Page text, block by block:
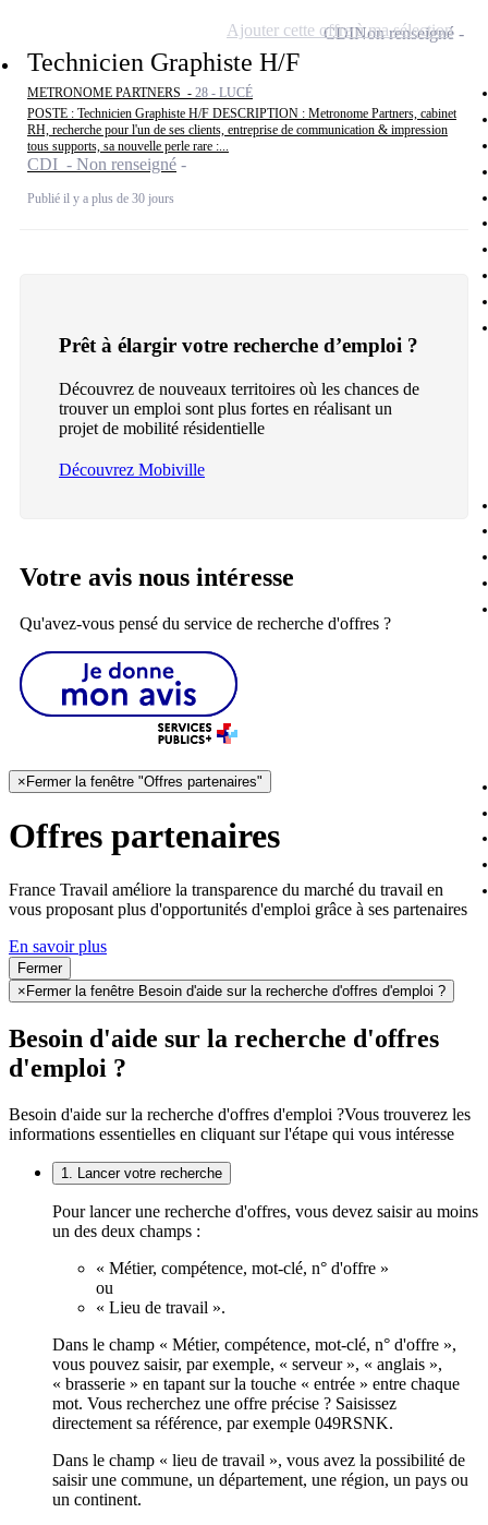
Technicien Graphiste H/F
METRONOME PARTNERS - 28 - LUCÉ
POSTE : Technicien Graphiste H/F DESCRIPTION : Metronome Partners, cabinet
RH, recherche pour l'un de ses clients, entreprise de communication & impression
tous supports, sa nouvelle perle rare :...
CDI - Non renseigné
Publié il y a plus de 30 jours
CDINon renseigné
Ajouter cette offre à ma sélection
Prêt à élargir votre recherche d’emploi ?
Découvrez de nouveaux territoires où les chances de
trouver un emploi sont plus fortes en réalisant un
projet de mobilité résidentielle
Découvrez Mobiville
Votre avis nous intéresse
Qu'avez-vous pensé du service de recherche d'offres ?
× Fermer la fenêtre "Offres partenaires"
Offres partenaires
France Travail améliore la transparence du marché du travail en
vous proposant plus d'opportunités d'emploi grâce à ses partenaires
En savoir plus
Fermer
× Fermer la fenêtre Besoin d'aide sur la recherche d'offres d'emploi ?
Besoin d'aide sur la recherche d'offres
d'emploi ?
Besoin d'aide sur la recherche d'offres d'emploi ?Vous trouverez les
informations essentielles en cliquant sur l'étape qui vous intéresse
1. Lancer votre recherche
Pour lancer une recherche d'offres, vous devez saisir au moins
un des deux champs :
« Métier, compétence, mot-clé, n° d'offre »
ou
« Lieu de travail ».
Dans le champ « Métier, compétence, mot-clé, n° d'offre »,
vous pouvez saisir, par exemple, « serveur », « anglais »,
« brasserie » en tapant sur la touche « entrée » entre chaque
mot. Vous recherchez une offre précise ? Saisissez
directement sa référence, par exemple 049RSNK.
Dans le champ « lieu de travail », vous avez la possibilité de
saisir une commune, un département, une région, un pays ou
un continent.